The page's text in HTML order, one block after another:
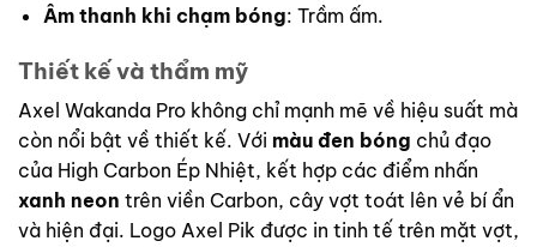
Âm thanh khi chạm bóng: Trầm ấm.
Thiết kế và thẩm mỹ
Axel Wakanda Pro không chỉ mạnh mẽ về hiệu suất mà
còn nổi bật về thiết kế. Với màu đen bóng chủ đạo
của High Carbon Ép Nhiệt, kết hợp các điểm nhấn
xanh neon trên viền Carbon, cây vợt toát lên vẻ bí ẩn
và hiện đại. Logo Axel Pik được in tinh tế trên mặt vợt,